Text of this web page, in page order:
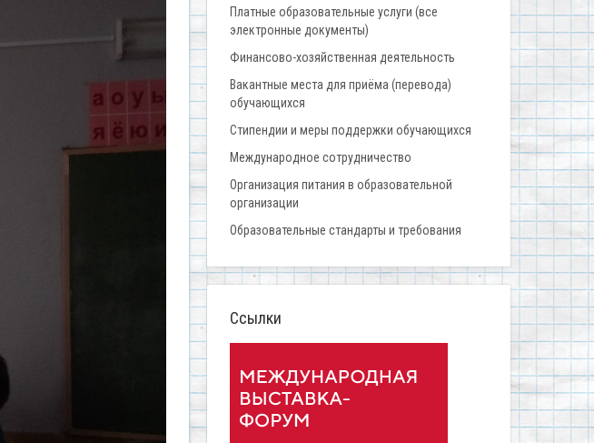
Платные образовательные услуги (все
электронные документы)
Финансово-хозяйственная деятельность
Вакантные места для приёма (перевода)
обучающихся
Стипендии и меры поддержки обучающихся
Международное сотрудничество
Организация питания в образовательной
организации
Образовательные стандарты и требования
Ссылки